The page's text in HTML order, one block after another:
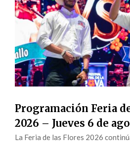
Programación Feria
2026 – Jueves 6 de
La Feria de las Flores 2026